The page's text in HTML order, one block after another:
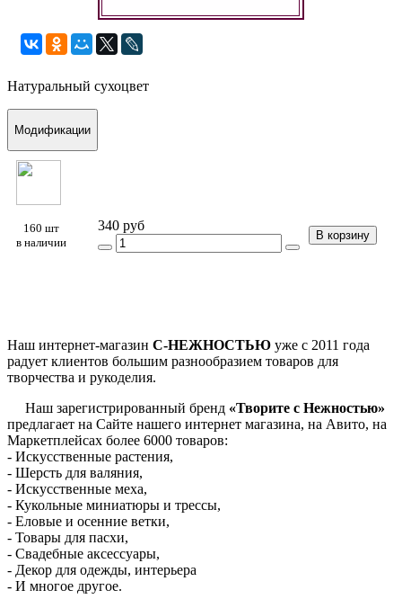
Натуральный сухоцвет
Модификации
160 шт
в наличии
340 руб
В корзину
Наш интернет-магазин С-НЕЖНОСТЬЮ уже с 2011 года
радует клиентов большим разнообразием товаров для
творчества и рукоделия.
Наш зарегистрированный бренд «Творите с Нежностью»
предлагает на Сайте нашего интернет магазина, на Авито, на
Маркетплейсах более 6000 товаров:
- Искусственные растения,
- Шерсть для валяния,
- Искусственные меха,
- Кукольные миниатюры и трессы,
- Еловые и осенние ветки,
- Товары для пасхи,
- Свадебные аксессуары,
- Декор для одежды, интерьера
- И многое другое.